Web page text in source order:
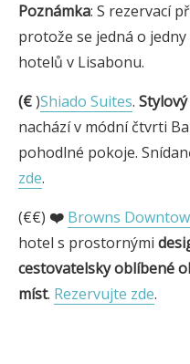
Poznámka: S rezervací
protože se jedná o
hotelů v Lisabonu.
(€)Shiado Suites.
nachází v módní čtvrti
pohodlné pokoje.
zde.
(€€) ❤️ Browns
hotel s prostornými
cestovatelsky oblíbené
míst. Rezervujte zde.